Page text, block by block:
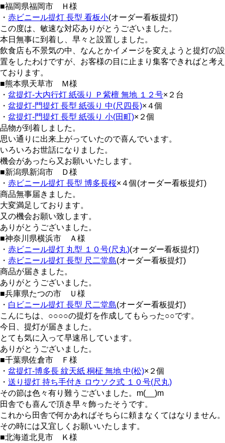
■福岡県福岡市 Ｈ様
・ 赤ビニール提灯 長型 看板小(オーダー看板提灯)
この度は、敏速な対応ありがとうございました。
本日無事に到着し、早々と設置しました。
飲食店も不景気の中、なんとかイメージを変えようと提灯の設
置をしたわけですが、お客様の目に止まり集客できればと考え
ております。
■熊本県天草市 Ｍ様
・ 盆提灯-大内行灯 紙張り Ｐ紫檀 無地 １２号×２台
・ 盆提灯-門提灯 長型 紙張り 中(尺四長)×４個
・ 盆提灯-門提灯 長型 紙張り 小(田町)×２個
品物が到着しました。
思い通りに出来上がっていたので喜んでいます。
いろいろお世話になりました。
機会があったら又お願いいたします。
■新潟県新潟市 Ｄ様
・ 赤ビニール提灯 長型 博多長桜×４個(オーダー看板提灯)
商品無事届きました。
大変満足しております。
又の機会お願い致します。
ありがとうございました。
■神奈川県横浜市 Ａ様
・ 赤ビニール提灯 丸型 １０号(尺丸)(オーダー看板提灯)
・ 赤ビニール提灯 長型 尺二堂島(オーダー看板提灯)
商品が届きました。
ありがとうございました。
■兵庫県たつの市 Ｕ様
・ 白ビニール提灯 長型 尺二堂島(オーダー看板提灯)
こんにちは、○○○○の提灯を作成してもらった○○です。
今日、提灯が届きました。
とても気に入って早速吊しています。
ありがとうございました。
■千葉県佐倉市 Ｆ様
・ 盆提灯-博多長 紋天紙 桐柾 無地 中(松)×２個
・ 送り提灯 持ち手付き ロウソク式 １０号(尺丸)
その節は色々有り難うございました。m(__)m
田舎でも喜んで頂き早々飾ったそうです。
これから田舎で何かあればそちらに頼まなくてはなりません。
その時には又宜しくお願いいたします。
■北海道北見市 Ｋ様